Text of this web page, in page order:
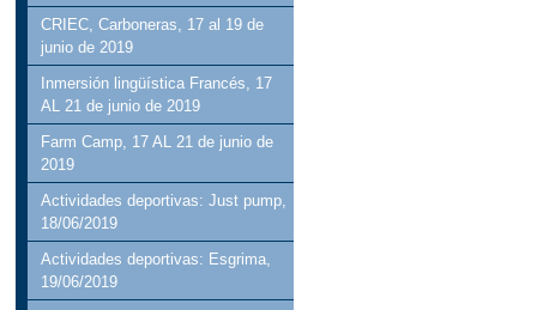
CRIEC, Carboneras, 17 al 19 de
junio de 2019
Inmersión lingüística Francés, 17
AL 21 de junio de 2019
Farm Camp, 17 AL 21 de junio de
2019
Actividades deportivas: Just pump,
18/06/2019
Actividades deportivas: Esgrima,
19/06/2019